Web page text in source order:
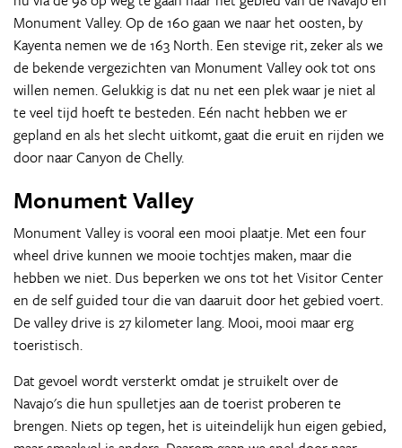
Monument Valley. Op de 160 gaan we naar het oosten, by
Kayenta nemen we de 163 North. Een stevige rit, zeker als we
de bekende vergezichten van Monument Valley ook tot ons
willen nemen. Gelukkig is dat nu net een plek waar je niet al
te veel tijd hoeft te besteden. Eén nacht hebben we er
gepland en als het slecht uitkomt, gaat die eruit en rijden we
door naar Canyon de Chelly.
Monument Valley
Monument Valley is vooral een mooi plaatje. Met een four
wheel drive kunnen we mooie tochtjes maken, maar die
hebben we niet. Dus beperken we ons tot het Visitor Center
en de self guided tour die van daaruit door het gebied voert.
De valley drive is 27 kilometer lang. Mooi, mooi maar erg
toeristisch.
Dat gevoel wordt versterkt omdat je struikelt over de
Navajo's die hun spulletjes aan de toerist proberen te
brengen. Niets op tegen, het is uiteindelijk hun eigen gebied,